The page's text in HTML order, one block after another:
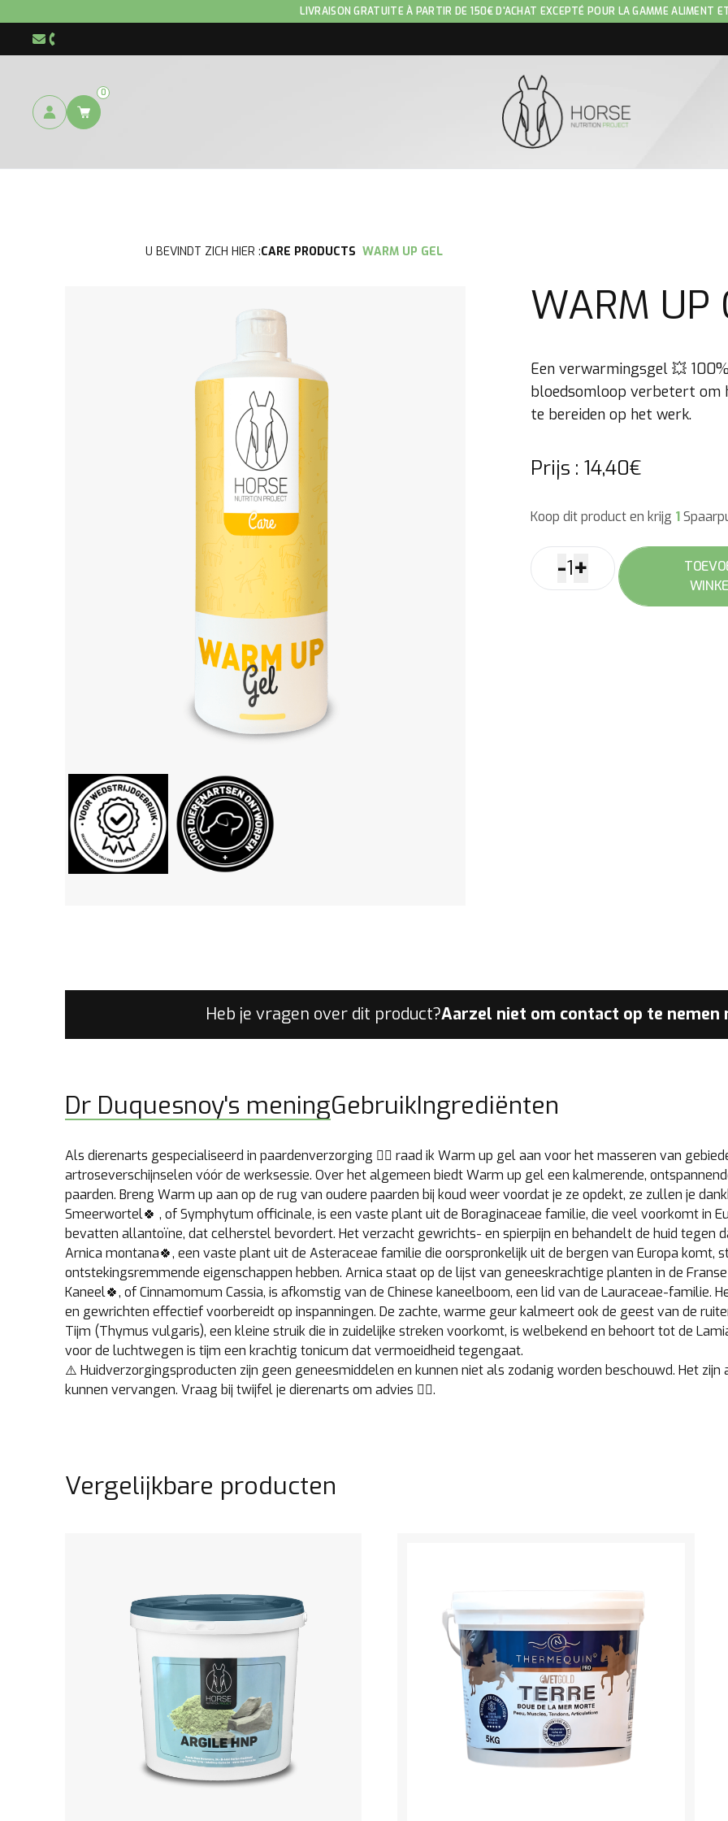
LIVRAISON GRATUITE À PARTIR DE 150€ D'ACHAT EXCEPTÉ POUR LA GAMME ALIMENT
info@hnp-horse.be
+32 (0)4 250 12 96
0
U BEVINDT ZICH HIER :CARE PRODUCTS WARM UP GEL
WARM UP
Een verwarmingsgel 💥
bloedsomloop verbetert om
te bereiden op het werk.
Prijs : 14,40€
Koop dit product en krijg 1
Warm
Up
-1+
Heb je vragen over dit product?Aarzel niet om contact op te nemen
Dr Duquesnoy's meningGebruikIngrediënten
Als dierenarts gespecialiseerd in paardenverzorging 👩‍⚕️ raad ik Warm up gel aan voor het masseren van
artroseverschijnselen vóór de werksessie. Over het algemeen biedt Warm up gel een kalmerende,
paarden. Breng Warm up aan op de rug van oudere paarden bij koud weer voordat je ze opdekt, ze zullen je
Smeerwortel🍀 , of Symphytum officinale, is een vaste plant uit de Boraginaceae familie, die veel voorkomt in
bevatten allantoïne, dat celherstel bevordert. Het verzacht gewrichts- en spierpijn en behandelt de huid tegen
Arnica montana🍀, een vaste plant uit de Asteraceae familie die oorspronkelijk uit de bergen van Europa komt,
ontstekingsremmende eigenschappen hebben. Arnica staat op de lijst van geneeskrachtige planten in de
Kaneel🍀, of Cinnamomum Cassia, is afkomstig van de Chinese kaneelboom, een lid van de Lauraceae-familie.
en gewrichten effectief voorbereidt op inspanningen. De zachte, warme geur kalmeert ook de geest van de
Tijm (Thymus vulgaris), een kleine struik die in zuidelijke streken voorkomt, is welbekend en behoort tot de
voor de luchtwegen is tijm een krachtig tonicum dat vermoeidheid tegengaat.
⚠️ Huidverzorgingsproducten zijn geen geneesmiddelen en kunnen niet als zodanig worden beschouwd. Het
kunnen vervangen. Vraag bij twijfel je dierenarts om advies 👩‍⚕️.
Vergelijkbare producten